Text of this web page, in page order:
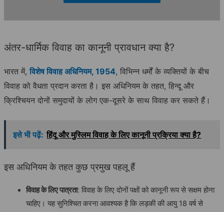
अंतर-धार्मिक विवाह का कानूनी प्रावधान क्या है?
भारत में,विशेष विवाह अधिनियम, 1954, विभिन्न धर्मों के व्यक्तियों के बीच
विवाह को वैधता प्रदान करता है। इस अधिनियम के तहत, हिन्दू और
क्रिश्चियन दोनों समुदायों के लोग एक-दूसरे के साथ विवाह कर सकते हैं।
इसे भी पढ़ें: हिंदू और मुस्लिम विवाह के लिए कानूनी प्रक्रिया क्या है?
इस अधिनियम के तहत कुछ प्रमुख पहलू हैं
विवाह के लिए पात्रता: विवाह के लिए दोनों पक्षों को कानूनी रूप से सक्षम होना
चाहिए। यह सुनिश्चित करना आवश्यक है कि लड़की की आयु 18 वर्ष से